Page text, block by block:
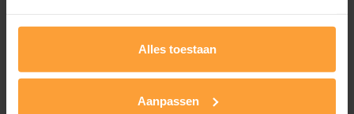
Alles toestaan
Aanpassen